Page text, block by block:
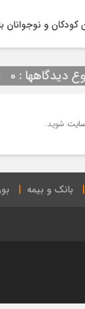
و
دیدگاهها : 0
شوید.
بانک و بیمه